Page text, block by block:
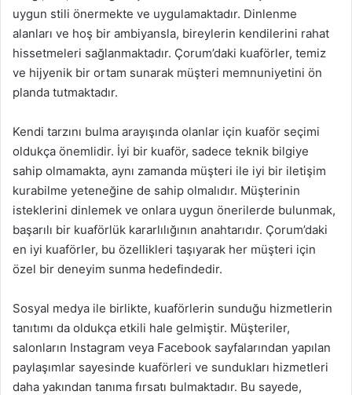
uygun stili önermekte ve uygulamaktadır. Dinlenme
alanları ve hoş bir ambiyansla, bireylerin kendilerini rahat
hissetmeleri sağlanmaktadır. Çorum’daki kuaförler, temiz
ve hijyenik bir ortam sunarak müşteri memnuniyetini ön
planda tutmaktadır.
Kendi tarzını bulma arayışında olanlar için kuaför seçimi
oldukça önemlidir. İyi bir kuaför, sadece teknik bilgiye
sahip olmamakta, aynı zamanda müşteri ile iyi bir iletişim
kurabilme yeteneğine de sahip olmalıdır. Müşterinin
isteklerini dinlemek ve onlara uygun önerilerde bulunmak,
başarılı bir kuaförlük kararlılığının anahtarıdır. Çorum’daki
en iyi kuaförler, bu özellikleri taşıyarak her müşteri için
özel bir deneyim sunma hedefindedir.
Sosyal medya ile birlikte, kuaförlerin sunduğu hizmetlerin
tanıtımı da oldukça etkili hale gelmiştir. Müşteriler,
salonların Instagram veya Facebook sayfalarından yapılan
paylaşımlar sayesinde kuaförleri ve sundukları hizmetleri
daha yakından tanıma fırsatı bulmaktadır. Bu sayede,